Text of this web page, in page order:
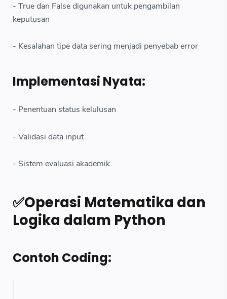
- True dan False digunakan untuk pengambilan
keputusan
- Kesalahan tipe data sering menjadi penyebab error
Implementasi Nyata:
- Penentuan status kelulusan
- Validasi data input
- Sistem evaluasi akademik
✅Operasi Matematika dan
Logika dalam Python
Contoh Coding: